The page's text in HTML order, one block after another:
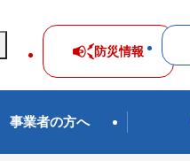
防災情報
事業者の方へ